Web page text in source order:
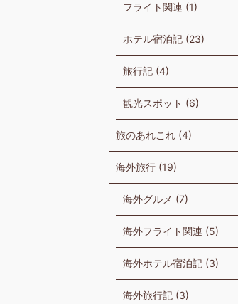
フライト関連 (1)
ホテル宿泊記 (23)
旅行記 (4)
観光スポット (6)
旅のあれこれ (4)
海外旅行 (19)
海外グルメ (7)
海外フライト関連 (5)
海外ホテル宿泊記 (3)
海外旅行記 (3)